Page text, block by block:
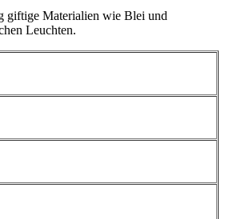
giftige Materialien wie Blei und
Leuchten.